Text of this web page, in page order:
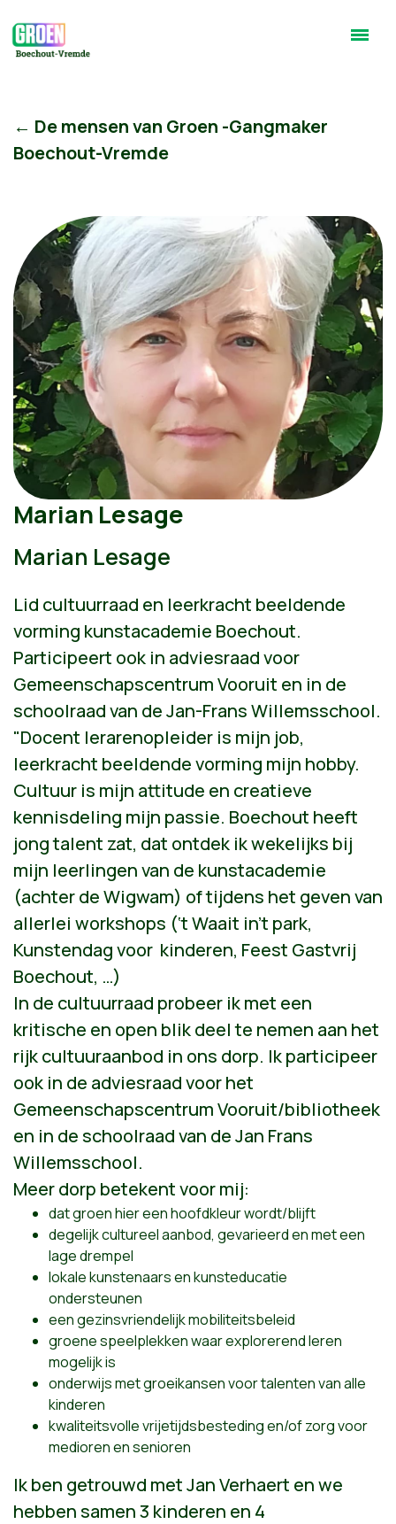
← De mensen van Groen -Gangmaker
Boechout-Vremde
Marian Lesage
Marian Lesage
Lid cultuurraad en leerkracht beeldende
vorming kunstacademie Boechout.
Participeert ook in adviesraad voor
Gemeenschapscentrum Vooruit en in de
schoolraad van de Jan-Frans Willemsschool.
"Docent lerarenopleider is mijn job,
leerkracht beeldende vorming mijn hobby.
Cultuur is mijn attitude en creatieve
kennisdeling mijn passie. Boechout heeft
jong talent zat, dat ontdek ik wekelijks bij
mijn leerlingen van de kunstacademie
(achter de Wigwam) of tijdens het geven van
allerlei workshops (‘t Waait in’t park,
Kunstendag voor kinderen, Feest Gastvrij
Boechout, …)
In de cultuurraad probeer ik met een
kritische en open blik deel te nemen aan het
rijk cultuuraanbod in ons dorp. Ik participeer
ook in de adviesraad voor het
Gemeenschapscentrum Vooruit/bibliotheek
en in de schoolraad van de Jan Frans
Willemsschool.
Meer dorp betekent voor mij:
dat groen hier een hoofdkleur wordt/blijft
degelijk cultureel aanbod, gevarieerd en met een
lage drempel
lokale kunstenaars en kunsteducatie
ondersteunen
een gezinsvriendelijk mobiliteitsbeleid
groene speelplekken waar explorerend leren
mogelijk is
onderwijs met groeikansen voor talenten van alle
kinderen
kwaliteitsvolle vrijetijdsbesteding en/of zorg voor
medioren en senioren
Ik ben getrouwd met Jan Verhaert en we
hebben samen 3 kinderen en 4